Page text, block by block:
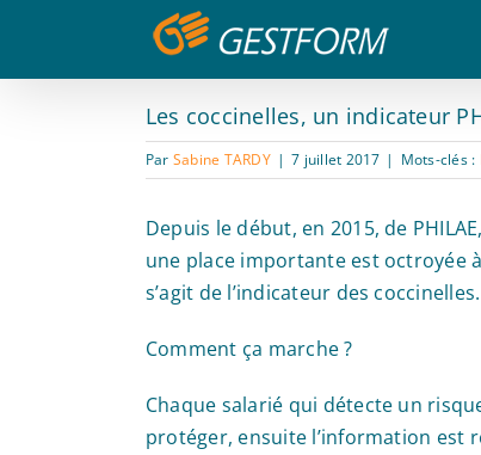
contenu
Les coccinelles, un indicateur
Par Sabine TARDY | 7 juillet 2017 | Mots-clés :
Depuis le début, en 2015, de
une place importante est octroyée
s’agit de l’indicateur des coccinelles.
Comment ça marche ?
Chaque salarié qui détecte un
protéger, ensuite l’information est
Panneau de gestion des cookies